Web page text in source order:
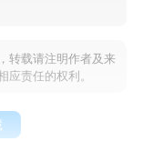
转载请注明作者及来
责任的权利。